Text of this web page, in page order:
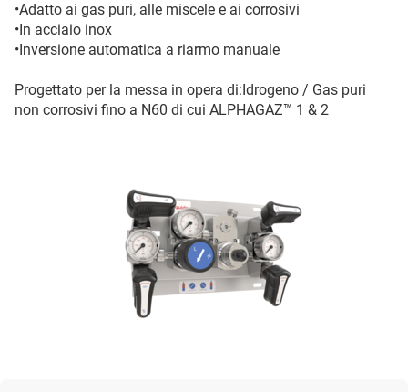
•Adatto ai gas puri, alle miscele e ai corrosivi
•In acciaio inox
•Inversione automatica a riarmo manuale
Progettato per la messa in opera di:Idrogeno / Gas puri
non corrosivi fino a N60 di cui ALPHAGAZ™ 1 & 2